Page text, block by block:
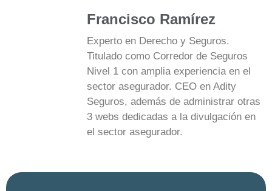
Francisco Ramírez
Experto en Derecho y Seguros.
Titulado como Corredor de Seguros
Nivel 1 con amplia experiencia en el
sector asegurador. CEO en Adity
Seguros, además de administrar otras
3 webs dedicadas a la divulgación en
el sector asegurador.